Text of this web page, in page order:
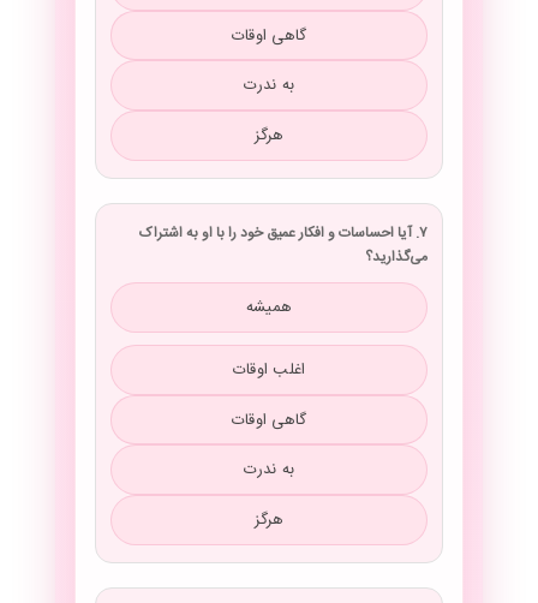
گاهی اوقات
به ندرت
هرگز
۷. آیا احساسات و افکار عمیق خود را با او به اشتراک
می‌گذارید؟
همیشه
اغلب اوقات
گاهی اوقات
به ندرت
هرگز